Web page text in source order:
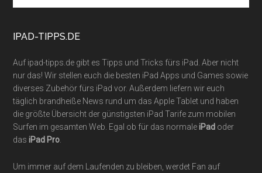
site
IPAD-TIPPS.DE
Auf ipad-tipps.de gibt es Tipps und Tricks fürs iPad. Aber nicht
nur das! Wir stellen euch die besten iPad Apps und Games sowie
diverses Zubehör fürs iPad vor. Außerdem liefern wir euch
täglich brandheiße News rund um das Apple Tablet und haben
die größte Übersicht der günstigsten iPad Tarife zum mobilen
Surfen im gesamten Web. Egal ob für das normaleiPad oder
dasiPad Pro
Um immer auf dem Laufenden zu bleiben, werdet Fan auf